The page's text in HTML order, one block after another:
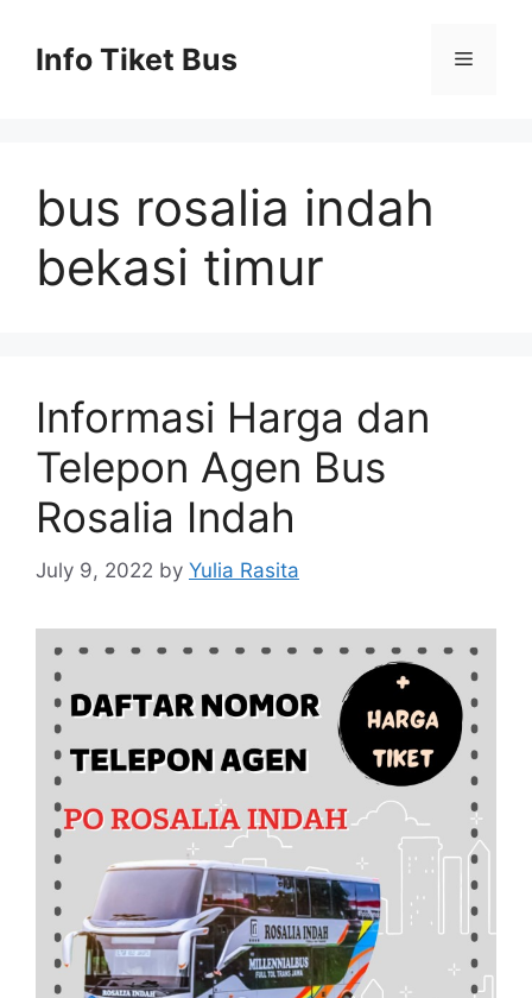
contentInfo Tiket Bus Menu
bus rosalia indah
bekasi timur
Informasi Harga dan
Telepon Agen Bus
Rosalia Indah
July 9, 2022 by Yulia Rasita